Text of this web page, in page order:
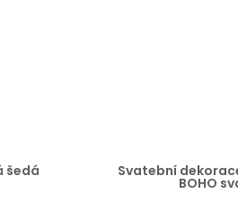
šedá Svatební
BOHO